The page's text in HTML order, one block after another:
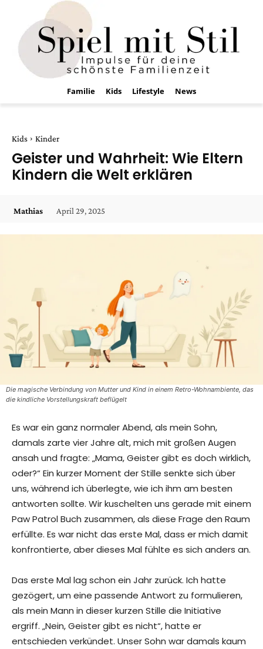
Familie Kids Lifestyle News
Kids Kinder
Geister und Wahrheit: Wie Eltern
Kindern die Welt erklären
Mathias April 29, 2025
Die magische Verbindung von Mutter und Kind in einem Retro-Wohnambiente, das
die kindliche Vorstellungskraft beflügelt
Es war ein ganz normaler Abend, als mein Sohn,
damals zarte vier Jahre alt, mich mit großen Augen
ansah und fragte: „Mama, Geister gibt es doch wirklich,
oder?“ Ein kurzer Moment der Stille senkte sich über
uns, während ich überlegte, wie ich ihm am besten
antworten sollte. Wir kuschelten uns gerade mit einem
Paw Patrol Buch zusammen, als diese Frage den Raum
erfüllte. Es war nicht das erste Mal, dass er mich damit
konfrontierte, aber dieses Mal fühlte es sich anders an.
Das erste Mal lag schon ein Jahr zurück. Ich hatte
gezögert, um eine passende Antwort zu formulieren,
als mein Mann in dieser kurzen Stille die Initiative
ergriff. „Nein, Geister gibt es nicht“, hatte er
entschieden verkündet. Unser Sohn war damals kaum